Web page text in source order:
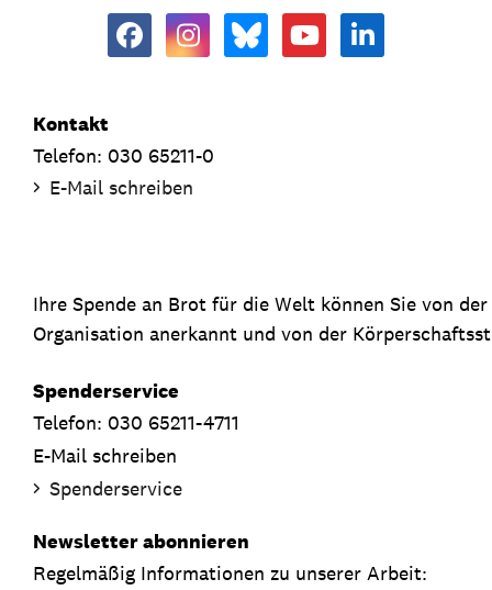
Kontakt
Telefon: 030 65211-0
E-Mail schreiben
Ihre Spende an Brot für die Welt können Sie von
Organisation anerkannt und von der
Spenderservice
Telefon: 030 65211-4711
E-Mail schreiben
Spenderservice
Newsletter abonnieren
Regelmäßig Informationen zu unserer Arbeit: